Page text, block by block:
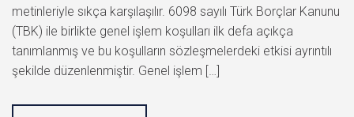
metinleriyle sıkça karşılaşılır. 6098 sayılı Türk Borçlar Kanunu
(TBK) ile birlikte genel işlem koşulları ilk defa açıkça
tanımlanmış ve bu koşulların sözleşmelerdeki etkisi ayrıntılı
şekilde düzenlenmiştir. Genel işlem […]